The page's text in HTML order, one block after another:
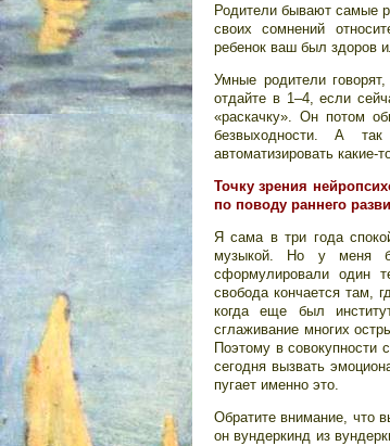
Родители бывают самые
своих сомнений
ребенок ваш был здоров
Умные родители
отдайте в 1–4, если
«раскачку». Он потом
безвыходности. А
автоматизировать какие-
Точку зрения
по поводу раннего
Я сама в три года
музыкой. Но у меня
сформулировали один
свобода кончается там,
когда еще был
сглаживание многих
Поэтому в совокупности
сегодня вызвать
пугает именно это.
Обратите внимание, что
он вундеркинд из